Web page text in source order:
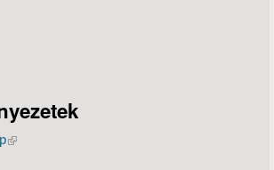
(külső hivatkozás)
hivatkozás)